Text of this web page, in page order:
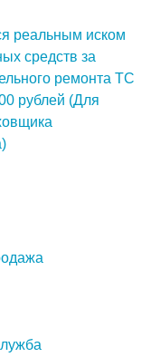
реальным иском
средств за
ремонта ТС
рублей (Для